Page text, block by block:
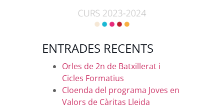
ENTRADES RECENTS
Orles de 2n de Batxillerat i
Cicles Formatius
Cloenda del programa Joves en
Valors de Càritas Lleida